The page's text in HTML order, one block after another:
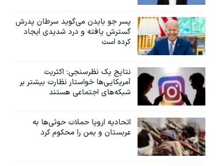
پسر جو بایدن می‌گوید سرطان پدرش
گسترش یافته و درد شدیدی ایجاد
کرده است
نتایج یک نظرسنجی: اکثریت
آمریکایی‌ها خواستار نظارت بیشتر بر
شبکه‌های اجتماعی هستند
اتحادیه اروپا حملات حوثی‌ها به
عربستان و یمن را محکوم کرد